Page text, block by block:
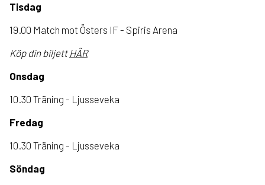
Tisdag
19.00 Match mot Östers IF - Spiris Arena
Köp din biljett HÄR
Onsdag
10.30 Träning - Ljusseveka
Fredag
10.30 Träning - Ljusseveka
Söndag